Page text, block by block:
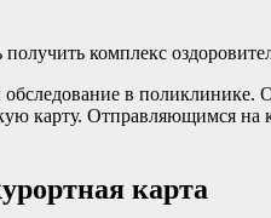
комплекс
в
карту. Отправляющимся на
карта